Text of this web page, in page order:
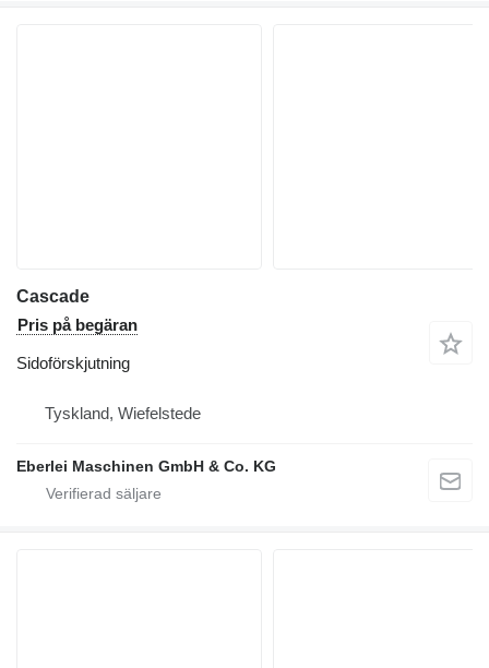
Cascade
Pris på begäran
Sidoförskjutning
Tyskland, Wiefelstede
Eberlei Maschinen GmbH & Co. KG